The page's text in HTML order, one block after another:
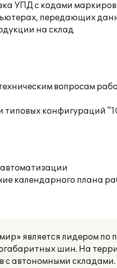
УПД с кодами
передающих
на склад
вопросам
типовых конфигураций
календарного плана
является лидером по
шин. На
с автономными складами.